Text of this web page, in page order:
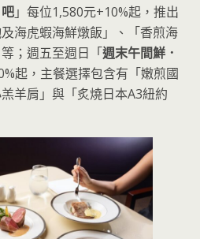
」每位1,580元+10%起，推出
海虎蝦海鮮燉飯」、「香煎海
；週五至週日「週末午間鮮．
起，主餐選擇包含有「嫩煎國
羊肩」與「炙燒日本A3紐約